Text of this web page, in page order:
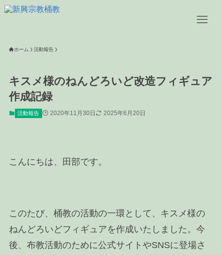
ホーム 活動報告
キスメ様のねんどろいど改造フィギュア
作成記録
活動報告 2020年11月30日 2025年6月20日
こんにちは、田部です。
このたび、桶教の活動の一環として、キスメ様の
ねんどろいどフィギュアを作成いたしました。今
後、布教活動のために公式サイトやSNSに登場さ